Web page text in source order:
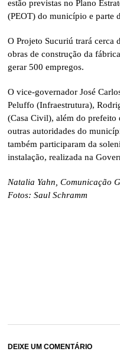
estão previstas no Plano
(PEOT) do município e parte
O Projeto Sucuriú trará cerca
obras de construção da
gerar 500 empregos.
O vice-governador José
Peluffo (Infraestrutura),
(Casa Civil), além do
outras autoridades do
também participaram da
instalação, realizada na
Natalia Yahn, Comunicação
Fotos: Saul Schramm
DEIXE UM COMENTÁRIO